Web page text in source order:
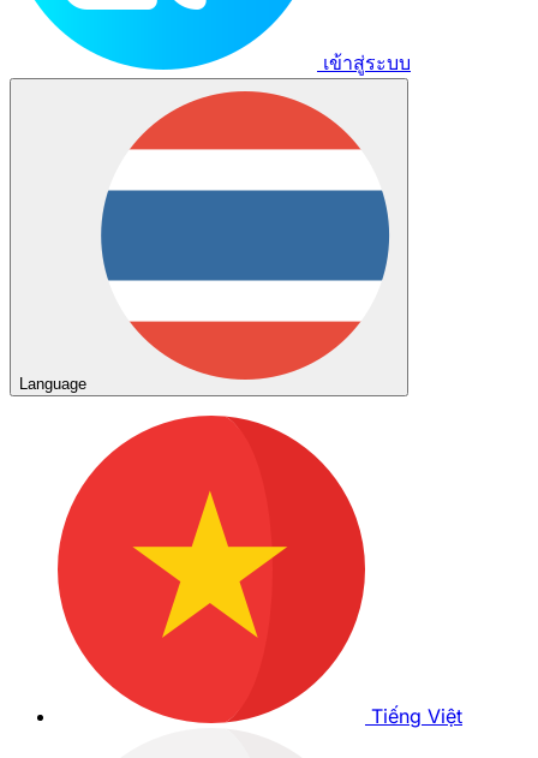
เข้าสู่ระบบ
Language
Tiếng Việt